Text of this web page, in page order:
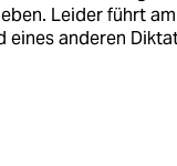
Leider führt
eines anderen